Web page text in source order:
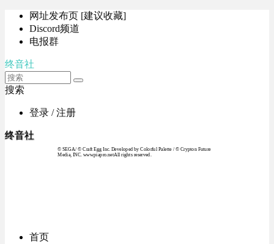
网址发布页 [建议收藏]
Discord频道
电报群
终音社
搜索
登录 / 注册
终音社
© SEGA / © Craft Egg Inc. Developed by Colorful Palette / © Crypton Future
Media, INC. www.piapro.netAll rights reserved.
首页